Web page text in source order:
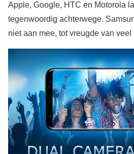
Apple, Google, HTC en Motorola
tegenwoordig achterwege.
niet aan mee, tot vreugde van